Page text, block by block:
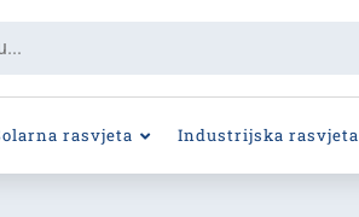
rasvjeta Industrijska rasvjeta